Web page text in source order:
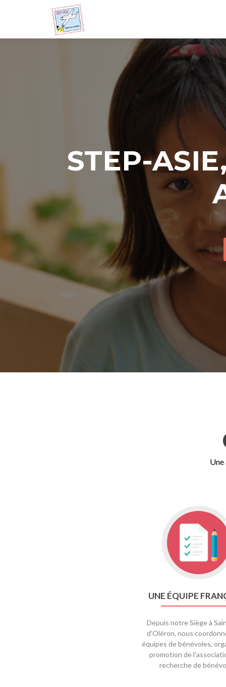
STEP-
Une
UNE ÉQUIPE
Depuis notre Siège à
d’Oléron, nous
équipes de bénévoles,
promotion de
recherche de